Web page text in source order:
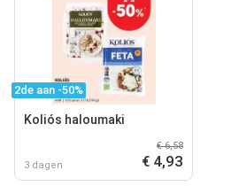
2de aan -50%
Koliós haloumaki
3 dagen
€ 6,58
€ 4,93